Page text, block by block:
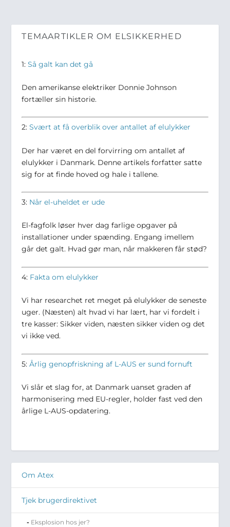
TEMAARTIKLER OM ELSIKKERHED
1:Så galt kan det gå
Den amerikanse elektriker Donnie Johnson
fortæller sin historie.
2:Svært at få overblik over antallet af elulykker
Der har været en del forvirring om antallet af
elulykker i Danmark. Denne artikels forfatter satte
sig for at finde hoved og hale i tallene.
3: Når el-uheldet er ude
El-fagfolk løser hver dag farlige opgaver på
installationer under spænding. Engang imellem
går det galt. Hvad gør man, når makkeren får stød?
4: Fakta om elulykker
Vi har researchet ret meget på elulykker de seneste
uger. (Næsten) alt hvad vi har lært, har vi fordelt i
tre kasser: Sikker viden, næsten sikker viden og det
vi ikke ved.
5:Årlig genopfriskning af L-AUS er sund fornuft
Vi slår et slag for, at Danmark uanset graden af
harmonisering med EU-regler, holder fast ved den
årlige L-AUS-opdatering.
Om Atex
Tjek brugerdirektivet
Eksplosion hos jer?